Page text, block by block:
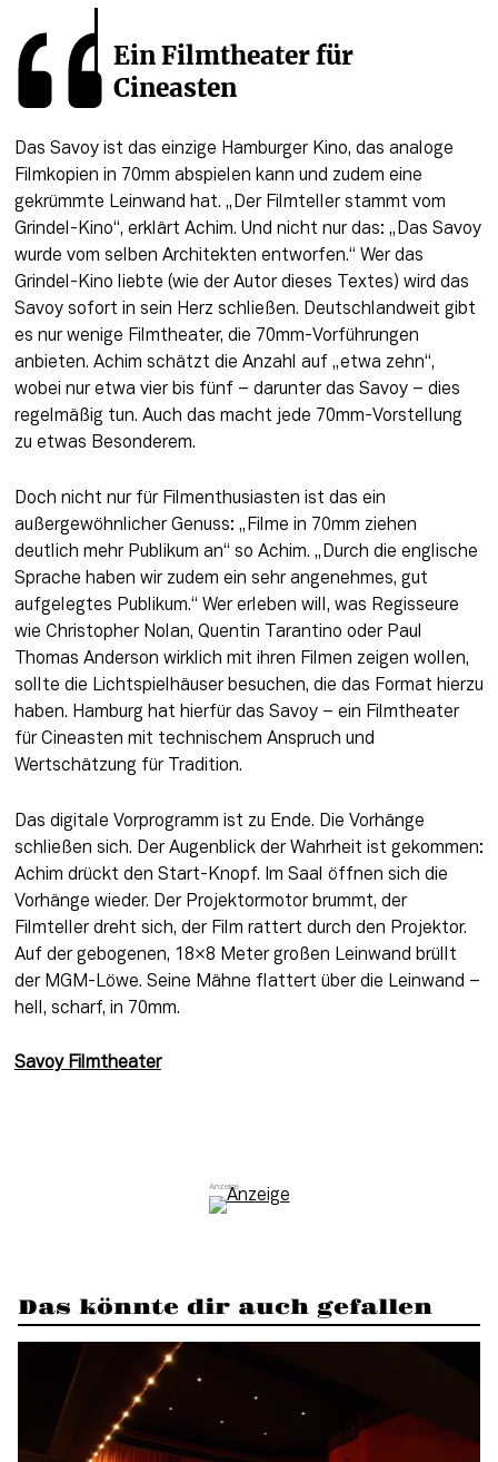
Ein Filmtheater für
Cineasten
Das Savoy ist das einzige Hamburger Kino, das analoge
Filmkopien in 70mm abspielen kann und zudem eine
gekrümmte Leinwand hat. „Der Filmteller stammt vom
Grindel-Kino“, erklärt Achim. Und nicht nur das: „Das Savoy
wurde vom selben Architekten entworfen.“ Wer das
Grindel-Kino liebte (wie der Autor dieses Textes) wird das
Savoy sofort in sein Herz schließen. Deutschlandweit gibt
es nur wenige Filmtheater, die 70mm-Vorführungen
anbieten. Achim schätzt die Anzahl auf „etwa zehn“,
wobei nur etwa vier bis fünf – darunter das Savoy – dies
regelmäßig tun. Auch das macht jede 70mm-Vorstellung
zu etwas Besonderem.
Doch nicht nur für Filmenthusiasten ist das ein
außergewöhnlicher Genuss: „Filme in 70mm ziehen
deutlich mehr Publikum an“ so Achim. „Durch die englische
Sprache haben wir zudem ein sehr angenehmes, gut
aufgelegtes Publikum.“ Wer erleben will, was Regisseure
wie Christopher Nolan, Quentin Tarantino oder Paul
Thomas Anderson wirklich mit ihren Filmen zeigen wollen,
sollte die Lichtspielhäuser besuchen, die das Format hierzu
haben. Hamburg hat hierfür das Savoy – ein Filmtheater
für Cineasten mit technischem Anspruch und
Wertschätzung für Tradition.
Das digitale Vorprogramm ist zu Ende. Die Vorhänge
schließen sich. Der Augenblick der Wahrheit ist gekommen:
Achim drückt den Start-Knopf. Im Saal öffnen sich die
Vorhänge wieder. Der Projektormotor brummt, der
Filmteller dreht sich, der Film rattert durch den Projektor.
Auf der gebogenen, 18×8 Meter großen Leinwand brüllt
der MGM-Löwe. Seine Mähne flattert über die Leinwand –
hell, scharf, in 70mm.
Savoy Filmtheater
Das könnte dir auch gefallen